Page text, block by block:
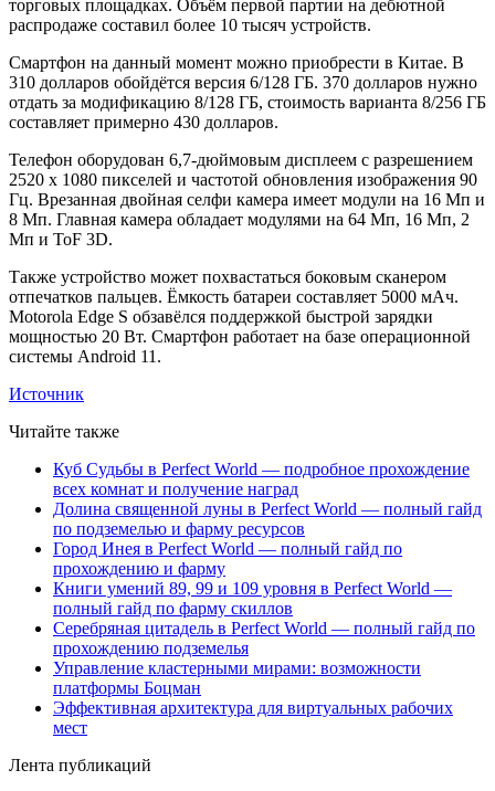
торговых площадках. Объём первой партии на дебютной
распродаже составил более 10 тысяч устройств.
Смартфон на данный момент можно приобрести в Китае. В
310 долларов обойдётся версия 6/128 ГБ. 370 долларов нужно
отдать за модификацию 8/128 ГБ, стоимость варианта 8/256 ГБ
составляет примерно 430 долларов.
Телефон оборудован 6,7-дюймовым дисплеем с разрешением
2520 х 1080 пикселей и частотой обновления изображения 90
Гц. Врезанная двойная селфи камера имеет модули на 16 Мп и
8 Мп. Главная камера обладает модулями на 64 Мп, 16 Мп, 2
Мп и ToF 3D.
Также устройство может похвастаться боковым сканером
отпечатков пальцев. Ёмкость батареи составляет 5000 мАч.
Motorola Edge S обзавёлся поддержкой быстрой зарядки
мощностью 20 Вт. Смартфон работает на базе операционной
системы Android 11.
Источник
Читайте также
Куб Судьбы в Perfect World — подробное прохождение
всех комнат и получение наград
Долина священной луны в Perfect World — полный гайд
по подземелью и фарму ресурсов
Город Инея в Perfect World — полный гайд по
прохождению и фарму
Книги умений 89, 99 и 109 уровня в Perfect World —
полный гайд по фарму скиллов
Серебряная цитадель в Perfect World — полный гайд по
прохождению подземелья
Управление кластерными мирами: возможности
платформы Боцман
Эффективная архитектура для виртуальных рабочих
мест
Лента публикаций